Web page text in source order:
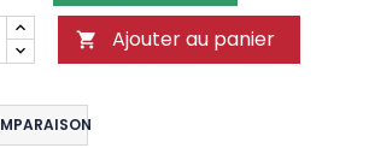
 Ajouter au panier